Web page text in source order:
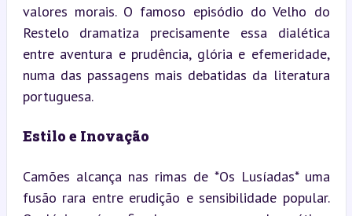
valores morais. O famoso episódio do Velho do
Restelo dramatiza precisamente essa dialética
entre aventura e prudência, glória e efemeridade,
numa das passagens mais debatidas da literatura
portuguesa.
Estilo e Inovação
Camões alcança nas rimas de *Os Lusíadas* uma
fusão rara entre erudição e sensibilidade popular.